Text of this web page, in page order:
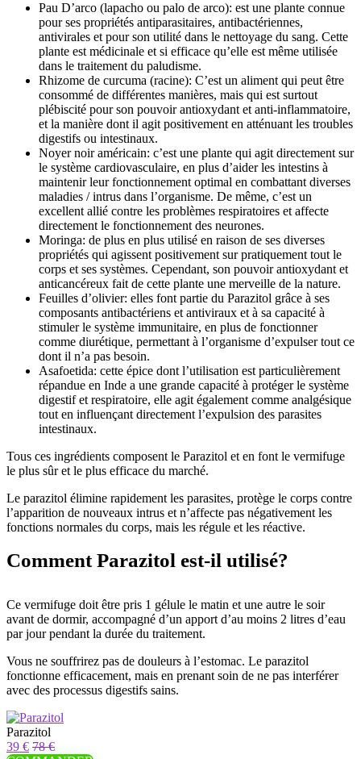
Pau D’arco (lapacho ou palo de arco): est une plante connue
pour ses propriétés antiparasitaires, antibactériennes,
antivirales et pour son utilité dans le nettoyage du sang. Cette
plante est médicinale et si efficace qu’elle est même utilisée
dans le traitement du paludisme.
Rhizome de curcuma (racine): C’est un aliment qui peut être
consommé de différentes manières, mais qui est surtout
plébiscité pour son pouvoir antioxydant et anti-inflammatoire,
et la manière dont il agit positivement en atténuant les troubles
digestifs ou intestinaux.
Noyer noir américain: c’est une plante qui agit directement sur
le système cardiovasculaire, en plus d’aider les intestins à
maintenir leur fonctionnement optimal en combattant diverses
maladies / intrus dans l’organisme. De même, c’est un
excellent allié contre les problèmes respiratoires et affecte
directement le fonctionnement des neurones.
Moringa: de plus en plus utilisé en raison de ses diverses
propriétés qui agissent positivement sur pratiquement tout le
corps et ses systèmes. Cependant, son pouvoir antioxydant et
anticancéreux fait de cette plante une merveille de la nature.
Feuilles d’olivier: elles font partie du Parazitol grâce à ses
composants antibactériens et antiviraux et à sa capacité à
stimuler le système immunitaire, en plus de fonctionner
comme diurétique, permettant à l’organisme d’expulser tout ce
dont il n’a pas besoin.
Asafoetida: cette épice dont l’utilisation est particulièrement
répandue en Inde a une grande capacité à protéger le système
digestif et respiratoire, elle agit également comme analgésique
tout en influençant directement l’expulsion des parasites
intestinaux.
Tous ces ingrédients composent le Parazitol et en font le vermifuge
le plus sûr et le plus efficace du marché.
Le parazitol élimine rapidement les parasites, protège le corps contre
l’apparition de nouveaux intrus et n’affecte pas négativement les
fonctions normales du corps, mais les régule et les réactive.
Comment Parazitol est-il utilisé?
Ce vermifuge doit être pris 1 gélule le matin et une autre le soir
avant de dormir, accompagné d’un apport d’au moins 2 litres d’eau
par jour pendant la durée du traitement.
Vous ne souffrirez pas de douleurs à l’estomac. Le parazitol
fonctionne efficacement, mais en prenant soin de ne pas interférer
avec des processus digestifs sains.
Parazitol
39 € 78 €